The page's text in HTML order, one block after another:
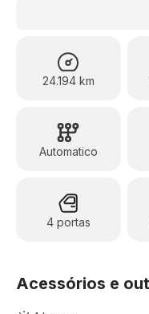
24.194 km
Automatico
4 portas
Acessórios e